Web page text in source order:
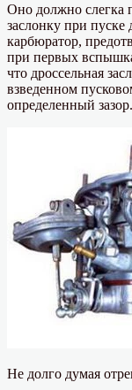
Оно должно слегка
заслонку при пуске
карбюратор,
при первых
что дроссельная
взведенном
определенный зазор.
Не долго думая